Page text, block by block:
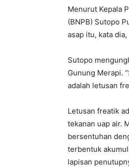
Menurut Kepala
(BNPB) Sutopo
asap itu, kata
Sutopo
Gunung Merapi.
adalah letusan
Letusan freatik
tekanan uap air.
bersentuhan
terbentuk
lapisan